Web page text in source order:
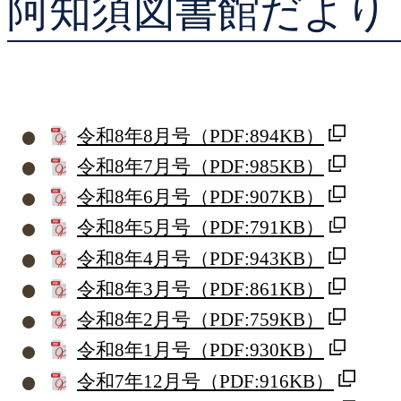
貸出ランキング
阿知須図書館だより
令和8年8月号（PDF:894KB）
令和8年7月号（PDF:985KB）
令和8年6月号（PDF:907KB）
令和8年5月号（PDF:791KB）
令和8年4月号（PDF:943KB）
令和8年3月号（PDF:861KB）
令和8年2月号（PDF:759KB）
令和8年1月号（PDF:930KB）
令和7年12月号（PDF:916KB）